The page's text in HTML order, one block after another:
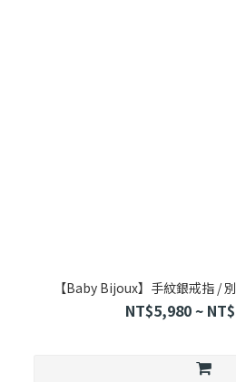
【Baby Bijoux】手紋銀戒指 /
NT$5,980 ~